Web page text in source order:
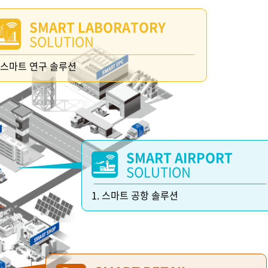
SMART AIRPORT
SOLUTION
1. 스마트 공항 솔루션
SMART LABORATORY
SOLUTION
마트 연구 솔루션